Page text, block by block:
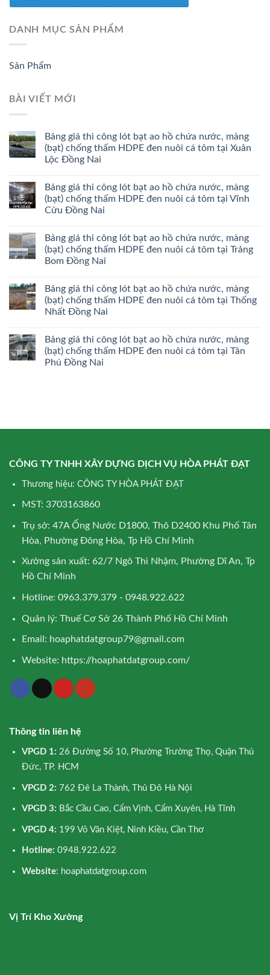
DANH MỤC SẢN PHẨM
Sản Phẩm
BÀI VIẾT MỚI
Bảng giá thi công lót bạt ao hồ chứa nước, màng
(bạt) chống thấm HDPE đen nuôi cá tôm tại Xuân
Lộc Đồng Nai
Bảng giá thi công lót bạt ao hồ chứa nước, màng
(bạt) chống thấm HDPE đen nuôi cá tôm tại Vĩnh
Cửu Đồng Nai
Bảng giá thi công lót bạt ao hồ chứa nước, màng
(bạt) chống thấm HDPE đen nuôi cá tôm tại Trảng
Bom Đồng Nai
Bảng giá thi công lót bạt ao hồ chứa nước, màng
(bạt) chống thấm HDPE đen nuôi cá tôm tại Thống
Nhất Đồng Nai
Bảng giá thi công lót bạt ao hồ chứa nước, màng
(bạt) chống thấm HDPE đen nuôi cá tôm tại Tân
Phú Đồng Nai
CÔNG TY TNHH XÂY DỰNG DỊCH VỤ HÒA PHÁT ĐẠT
Thương hiệu: CÔNG TY HÒA PHÁT ĐẠT
MST: 3703163860
Trụ sở: 47A Ống Nước D1800, Thô D2400 Khu Phố Tân
Hòa, Phường Đông Hòa, Tp Hồ Chí Minh
Xưởng sản xuất: 62/7 Ngô Thì Nhậm, Phường Dĩ An, Tp
Hồ Chí Minh
Hotline: 0963.379.379 - 0948.922.622
Quản lý: Thuế Cơ Sở 26 Thành Phố Hồ Chí Minh
Email: hoaphatdatgroup79@gmail.com
Website: https://hoaphatdatgroup.com/
Thông tin liên hệ
VPGD 1: 26 Đường Số 10, Phường Trường Thọ, Quận Thủ
Đức, TP. HCM
VPGD 2: 762 Đê La Thành, Thủ Đô Hà Nội
VPGD 3: Bắc Cầu Cao, Cẩm Vịnh, Cẩm Xuyên, Hà Tĩnh
VPGD 4: 199 Võ Văn Kiệt, Ninh Kiều, Cần Thơ
Hotline: 0948.922.622
Website: hoaphatdatgroup.com
Vị Trí Kho Xưởng